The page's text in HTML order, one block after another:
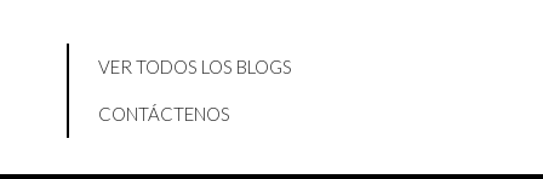
VER TODOS LOS BLOGS
CONTÁCTENOS